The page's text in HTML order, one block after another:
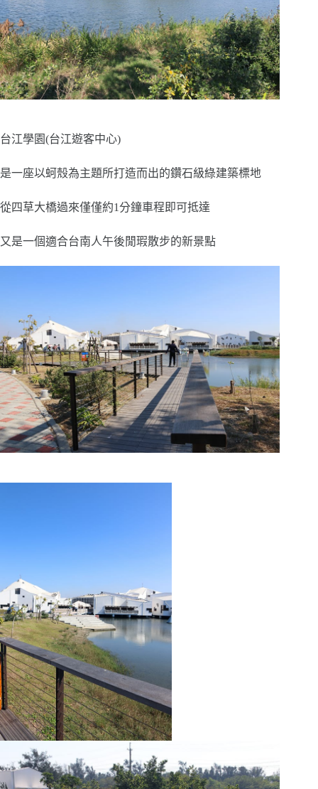
台江學園(台江遊客中心)
是一座以蚵殼為主題所打造而出的鑽石級綠建築標地
從四草大橋過來僅僅約1分鐘車程即可抵達
又是一個適合台南人午後閒瑕散步的新景點